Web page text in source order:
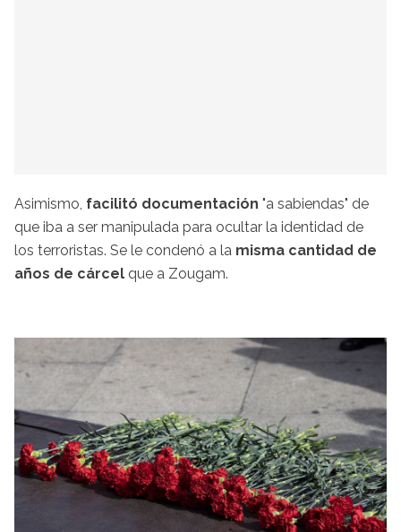
Asimismo, facilitó documentación "a sabiendas" de
que iba a ser manipulada para ocultar la identidad de
los terroristas. Se le condenó a la misma cantidad de
años de cárcel que a Zougam.